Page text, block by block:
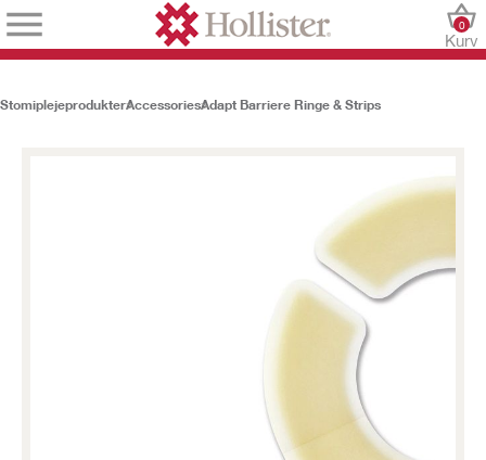
Kurv
0
StomiplejeprodukterAccessoriesAdapt Barriere Ringe & Strips